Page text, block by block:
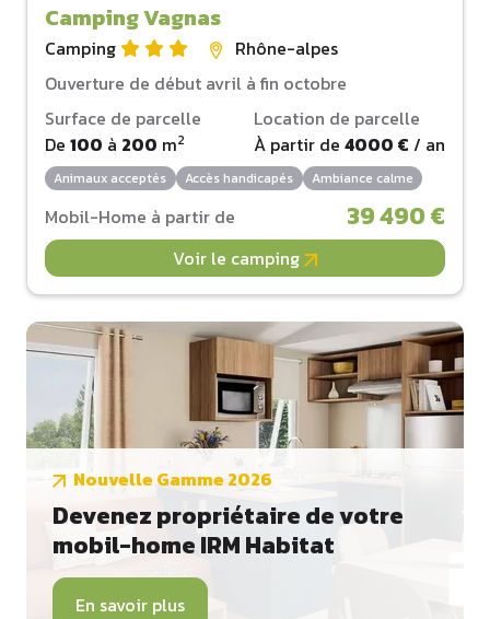
Camping Vagnas
Camping
Rhône-alpes
Ouverture de début avril à fin octobre
Surface de parcelle
De 100 à 200 m2
Location de parcelle
À partir de 4000 € / an
Animaux acceptés Accès handicapés Ambiance calme
Mobil-Home à partir de 39 490 €
Voir le camping
Nouvelle Gamme 2026
Devenez propriétaire de votre
mobil-home IRM Habitat
En savoir plus